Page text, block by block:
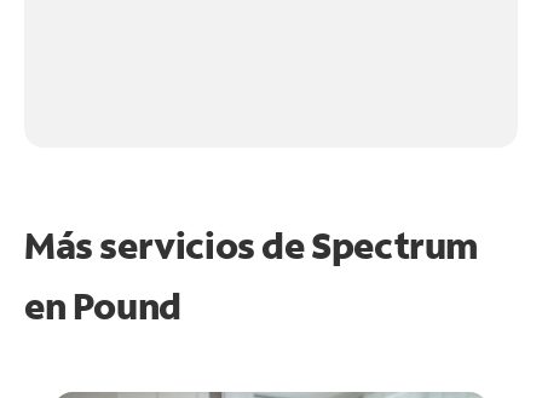
Más servicios de Spectrum
en Pound